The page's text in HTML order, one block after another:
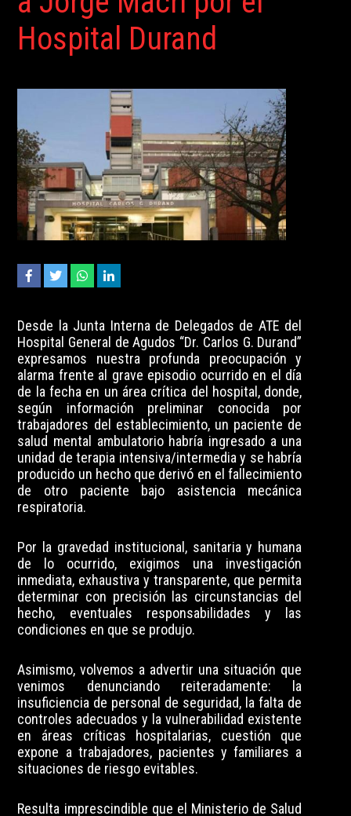
Hospital Durand
Desde la Junta Interna de Delegados de ATE del
Hospital General de Agudos “Dr. Carlos G. Durand”
expresamos nuestra profunda preocupación y
alarma frente al grave episodio ocurrido en el día
de la fecha en un área crítica del hospital, donde,
según información preliminar conocida por
trabajadores del establecimiento, un paciente de
salud mental ambulatorio habría ingresado a una
unidad de terapia intensiva/intermedia y se habría
producido un hecho que derivó en el fallecimiento
de otro paciente bajo asistencia mecánica
respiratoria.
Por la gravedad institucional, sanitaria y humana
de lo ocurrido, exigimos una investigación
inmediata, exhaustiva y transparente, que permita
determinar con precisión las circunstancias del
hecho, eventuales responsabilidades y las
condiciones en que se produjo.
Asimismo, volvemos a advertir una situación que
venimos denunciando reiteradamente: la
insuficiencia de personal de seguridad, la falta de
controles adecuados y la vulnerabilidad existente
en áreas críticas hospitalarias, cuestión que
expone a trabajadores, pacientes y familiares a
situaciones de riesgo evitables.
Resulta imprescindible que el Ministerio de Salud